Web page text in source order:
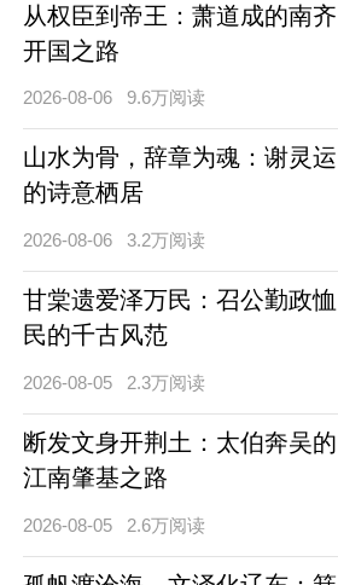
从权臣到帝王：萧道成的南齐
开国之路
2026-08-06 9.6万阅读
山水为骨，辞章为魂：谢灵运
的诗意栖居
2026-08-06 3.2万阅读
甘棠遗爱泽万民：召公勤政恤
民的千古风范
2026-08-05 2.3万阅读
断发文身开荆土：太伯奔吴的
江南肇基之路
2026-08-05 2.6万阅读